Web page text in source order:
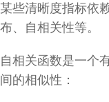
某些清晰度指标依
布、自相关性等。
自相关函数是一个
间的相似性：